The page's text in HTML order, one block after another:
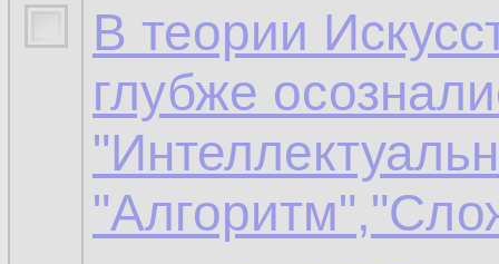
В теории
глубже